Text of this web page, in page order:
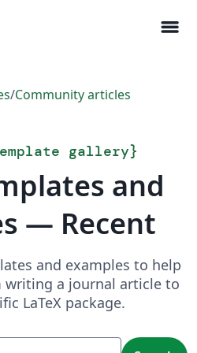
menu
/Community articles
gallery}
and
— Recent
and examples to help
a journal article to
LaTeX package.